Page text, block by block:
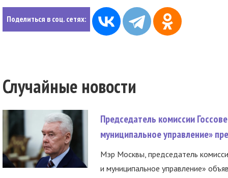
Поделиться в соц. сетях:
Случайные новости
Председатель комиссии
муниципальное управление»
Мэр Москвы, председатель
и муниципальное управление»